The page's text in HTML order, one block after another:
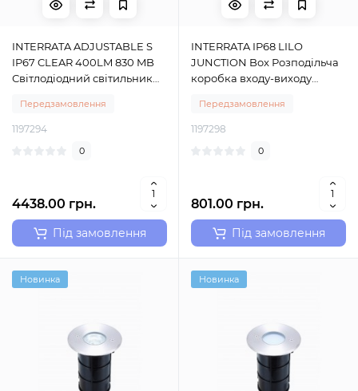
INTERRATA ADJUSTABLE S
IP67 CLEAR 400LM 830 MB
Світлодіодний світильник
фіксованим світловим
модулем Sylvania (0049040)
Передзамовлення
1197294
0
4438.00 грн.
Під замовлення
INTERRATA IP68 LILO
JUNCTION Box Розподільча
коробка входу-виходу
Передзамовлення
1197298
0
801.00 грн.
Під замовлення
Новинка Новинка